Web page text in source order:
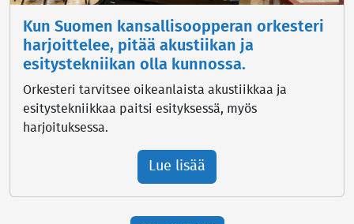
Kun Suomen kansallisoopperan orkesteri
harjoittelee, pitää akustiikan ja
esitystekniikan olla kunnossa.
Orkesteri tarvitsee oikeanlaista akustiikkaa ja
esitystekniikkaa paitsi esityksessä, myös
harjoituksessa.
Lue lisää